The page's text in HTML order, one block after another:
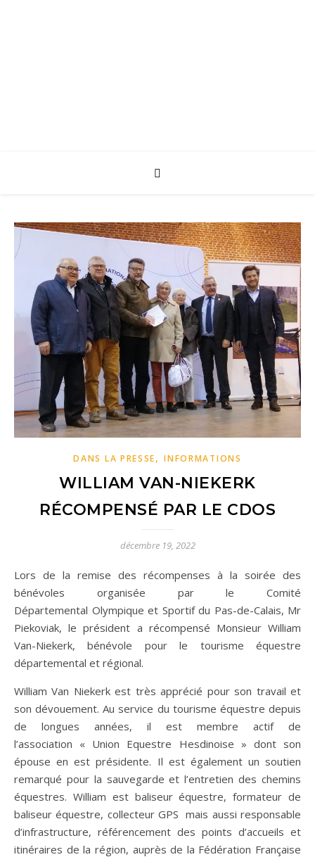
DANS LA PRESSE,INFORMATIONS
WILLIAM VAN-NIEKERK
RÉCOMPENSÉ PAR LE CDOS
décembre 19, 2022
Lors de la remise des récompenses à la soirée des
bénévoles organisée par le Comité
Départemental Olympique et Sportif du Pas-de-Calais, Mr
Piekoviak, le président a récompensé Monsieur William
Van-Niekerk, bénévole pour le tourisme équestre
départemental et régional.
William Van Niekerk est très apprécié pour son travail et
son dévouement. Au service du tourisme équestre depuis
de longues années, il est membre actif de
l’association « Union Equestre Hesdinoise » dont son
épouse en est présidente. Il est également un soutien
remarqué pour la sauvegarde et l’entretien des chemins
équestres. William est baliseur équestre, formateur de
baliseur équestre, collecteur GPS mais aussi responsable
d’infrastructure, référencement des points d’accueils et
itinéraires de la région, auprès de la Fédération Française